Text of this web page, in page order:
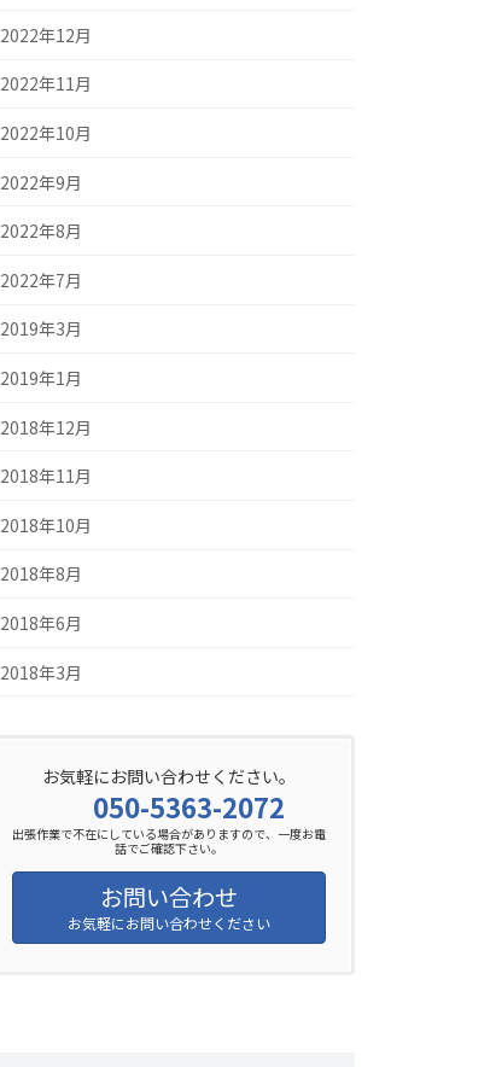
2022年12月
2022年11月
2022年10月
2022年9月
2022年8月
2022年7月
2019年3月
2019年1月
2018年12月
2018年11月
2018年10月
2018年8月
2018年6月
2018年3月
お気軽にお問い合わせください。
050-5363-2072
出張作業で不在にしている場合がありますので、一度お電
話でご確認下さい。
お問い合わせ
お気軽にお問い合わせください